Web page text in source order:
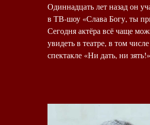
Одиннадцать лет назад он
в ТВ-шоу «Слава Богу, ты
Сегодня актёра всё чаще
увидеть в театре, в том
спектакле «Ни дать, ни